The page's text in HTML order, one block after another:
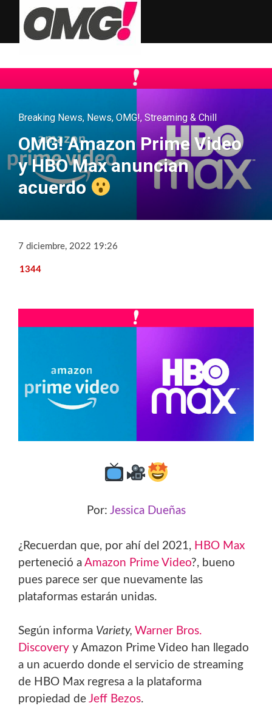
Breaking News, News, OMG!, Streaming & Chill
OMG! Amazon Prime Video
y HBO Max anuncian
acuerdo
7 diciembre, 2022 19:26
1344
Por: Jessica Dueñas
¿Recuerdan que, por ahí del 2021, HBO Max
perteneció a Amazon Prime Video?, bueno
pues parece ser que nuevamente las
plataformas estarán unidas.
Según informa Variety, Warner Bros.
Discovery y Amazon Prime Video han llegado
a un acuerdo donde el servicio de streaming
de HBO Max regresa a la plataforma
propiedad de Jeff Bezos.